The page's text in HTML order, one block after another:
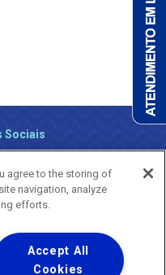
Sociais
os Direitos Reservados.
agree to the storing of
navigation, analyze
efforts.
Accept All
Cookies